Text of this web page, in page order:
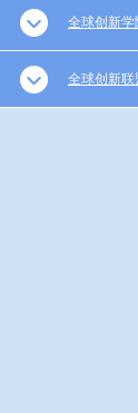
全球创新学
全球创新联